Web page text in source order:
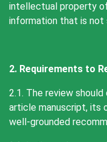
intellectual property
information that is
2. Requirements to
2.1. The review
article manuscript, its
well-grounded